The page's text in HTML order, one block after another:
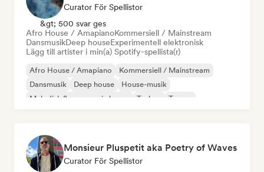
Curator För Spellistor
&gt; 500 svar ges
Afro House / AmapianoKommersiell / Mainstream
DansmusikDeep houseExperimentell elektronisk
Lägg till artister i min(a) Spotify-spellista(r)
Afro House / Amapiano
Kommersiell / Mainstream
Dansmusik
Deep house
House-musik
Melodisk & progressiv house
Techno Trance
Monsieur Pluspetit aka Poetry of Waves
Curator För Spellistor